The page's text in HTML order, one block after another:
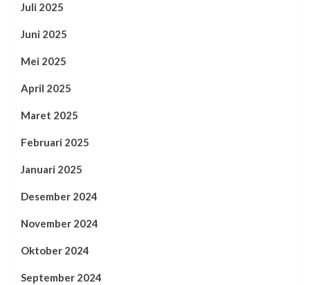
Juli 2025
Juni 2025
Mei 2025
April 2025
Maret 2025
Februari 2025
Januari 2025
Desember 2024
November 2024
Oktober 2024
September 2024